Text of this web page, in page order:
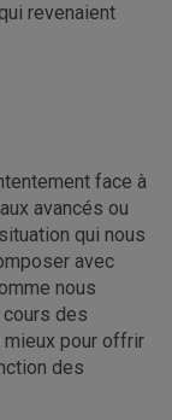
revenaient
face à
avancés ou
qui nous
avec
nous
cours des
pour offrir
des